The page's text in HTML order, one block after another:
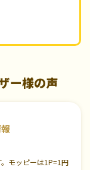
ー様の声
モッピーは1P=1円